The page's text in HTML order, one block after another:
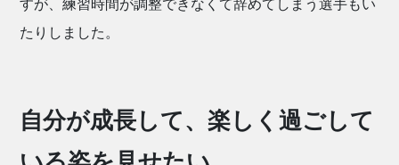
すが、練習時間が調整できなくて辞めてしまう選手もい
たりしました。
自分が成長して、楽しく過ごして